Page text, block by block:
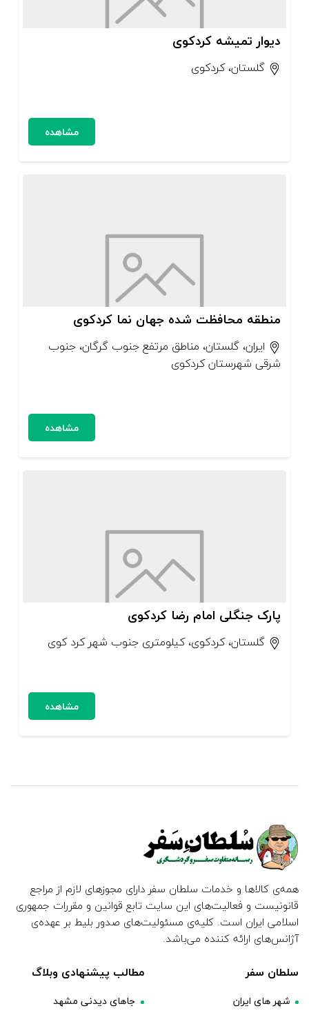
دیوار تمیشه کردکوی
گلستان، کردکوی
مشاهده
منطقه محافظت شده جهان‌ نما کردکوی
ایران، گلستان، مناطق مرتفع جنوب گرگان، جنوب
شرقی شهرستان کردکوی
مشاهده
پارک جنگلی امام رضا کردکوی
گلستان، کردکوی، کیلومتری جنوب شهر کرد کوی
مشاهده
همه‌ی کالاها و خدمات سلطان سفر دارای مجوزهای لازم از مراجع
قانونیست و فعالیت‌های این سایت تابع قوانین و مقررات جمهوری
اسلامی ایران است. کلیه‌ی مسئولیت‌های صدور بلیط بر عهده‌ی
آژانس‌های ارائه کننده می‌باشد.
سلطان سفر
شهر های ایران
مطالب پیشنهادی وبلاگ
جاهای دیدنی مشهد